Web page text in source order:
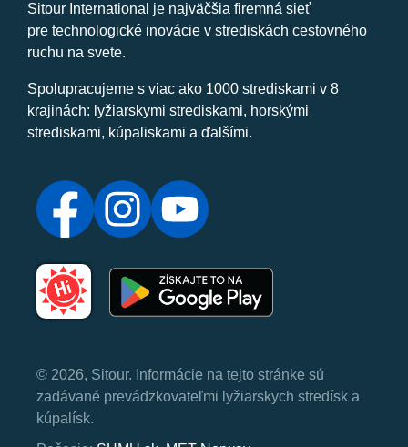
Sitour International je najväčšia firemná sieť
pre technologické inovácie v strediskách cestovného
ruchu na svete.
Spolupracujeme s viac ako 1000 strediskami v 8
krajinách: lyžiarskymi strediskami, horskými
strediskami, kúpaliskami a ďalšími.
© 2026, Sitour. Informácie na tejto stránke sú
zadávané prevádzkovateľmi lyžiarskych stredísk a
kúpalísk.